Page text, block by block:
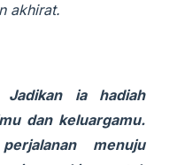
akhirat.
ia hadiah
dan keluargamu.
menuju